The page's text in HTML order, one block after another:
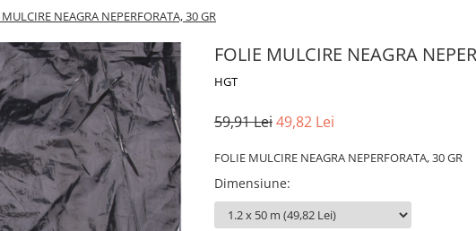
NEAGRA NEPERFORATA, 30 GR
FOLIE MULCIRE NEAGRA
HGT
59,91 Lei49,82 Lei
FOLIE MULCIRE NEAGRA NEPERFORATA, 30 GR
Dimensiune: